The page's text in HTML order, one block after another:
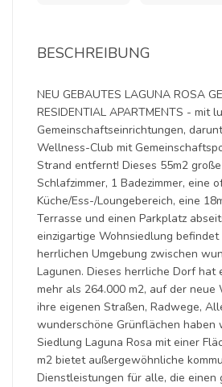
BESCHREIBUNG
NEU GEBAUTES LAGUNA ROSA
RESIDENTIAL APARTMENTS - mit
Gemeinschaftseinrichtungen,
Wellness-Club mit
Strand entfernt! Dieses 55m2
Schlafzimmer, 1 Badezimmer, eine
Küche/Ess-/Loungebereich, eine
Terrasse und einen Parkplatz
einzigartige Wohnsiedlung befindet
herrlichen Umgebung zwischen
Lagunen. Dieses herrliche Dorf hat
mehr als 264.000 m2, auf der neue
ihre eigenen Straßen, Radwege,
wunderschöne Grünflächen haben
Siedlung Laguna Rosa mit einer
m2 bietet außergewöhnliche
Dienstleistungen für alle, die einen